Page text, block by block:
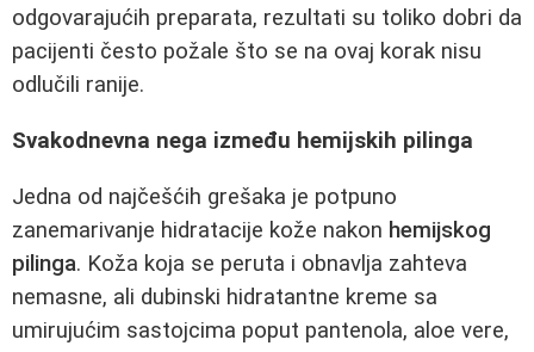
odgovarajućih preparata, rezultati su toliko dobri da
pacijenti često požale što se na ovaj korak nisu
odlučili ranije.
Svakodnevna nega između hemijskih pilinga
Jedna od najčešćih grešaka je potpuno
zanemarivanje hidratacije kože nakon hemijskog
pilinga. Koža koja se peruta i obnavlja zahteva
nemasne, ali dubinski hidratantne kreme sa
umirujućim sastojcima poput pantenola, aloe vere,